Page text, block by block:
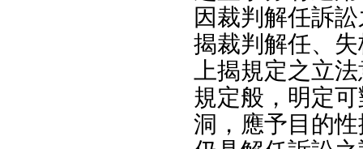
因裁判解任訴
揭裁判解任、
上揭規定之立
規定般，明定
洞，應予目的